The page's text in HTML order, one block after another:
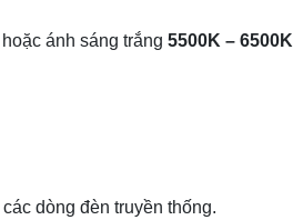
hoặc ánh sáng trắng 5500K – 6500K
dòng đèn truyền thống.